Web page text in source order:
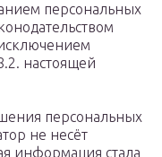
персональных
настоящей
персональных
не несёт
информация стала